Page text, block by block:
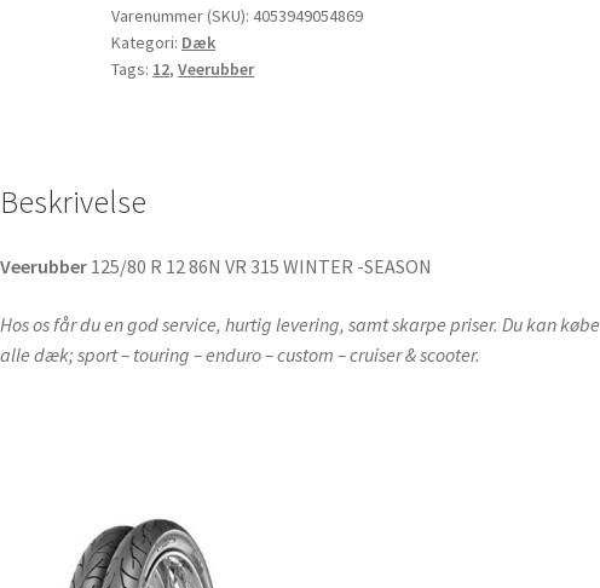
86N
VR
315
antal
Varenummer (SKU):4053949054869
Kategori: Dæk
Tags: 12,Veerubber
Beskrivelse
Veerubber 125/80 R 12 86N VR 315 WINTER -SEASON
Hos os får du en god service, hurtig levering, samt skarpe priser. Du kan købe
alle dæk; sport – touring – enduro – custom – cruiser & scooter.